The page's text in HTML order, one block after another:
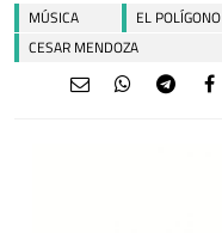
MÚSICA EL POLÍGONO
CESAR MENDOZA